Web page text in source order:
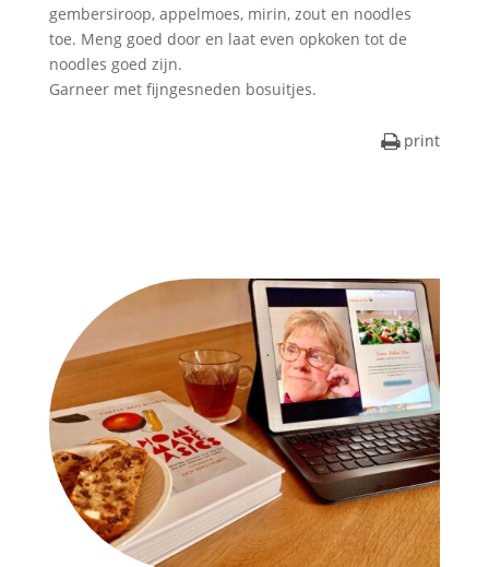
gembersiroop, appelmoes, mirin, zout en noodles
toe. Meng goed door en laat even opkoken tot de
noodles goed zijn.
Garneer met fijngesneden bosuitjes.
print